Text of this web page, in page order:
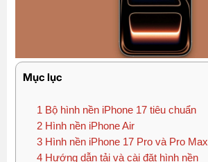
Mục lục
1 Bộ hình nền iPhone 17 tiêu chuẩn
2 Hình nền iPhone Air
3 Hình nền iPhone 17 Pro và Pro Max
4 Hướng dẫn tải và cài đặt hình nền